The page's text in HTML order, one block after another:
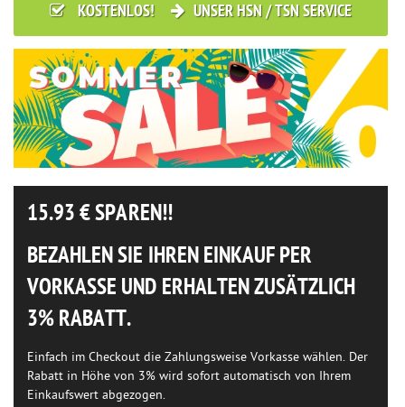
KOSTENLOS! UNSER HSN / TSN SERVICE
15.93€ SPAREN!!
BEZAHLEN SIE IHREN EINKAUF PER
VORKASSE UND ERHALTEN ZUSÄTZLICH
3% RABATT.
Einfach im Checkout die Zahlungsweise Vorkasse wählen. Der
Rabatt in Höhe von 3% wird sofort automatisch von Ihrem
Einkaufswert abgezogen.